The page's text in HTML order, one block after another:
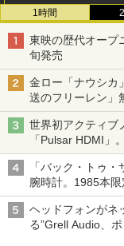
1時間
東映の歴代オープ
旬発売
金ロー「ナウシカ
送のフリーレン」
世界初アクティブ
「Pulsar HDMI」
「バック・トゥ
腕時計。1985本限
ヘッドフォンがネ
る”Grell Audio、